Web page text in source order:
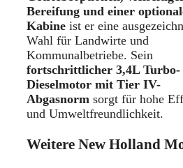
Bereifung und einer
Kabine ist er eine
Wahl für Landwirte und
Kommunalbetriebe. Sein
fortschrittlicher 3,4L Turbo-
Dieselmotor mit Tier IV-
Abgasnorm sorgt für hohe
und Umweltfreundlichkeit.
Weitere New Holland